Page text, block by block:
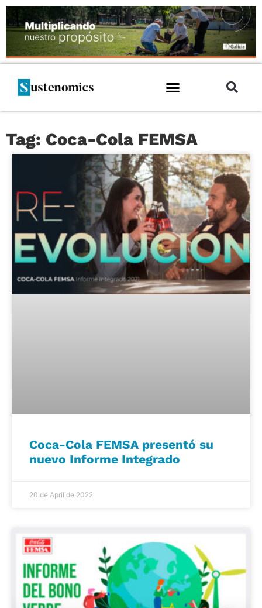
Tag: Coca-Cola FEMSA
Coca-Cola FEMSA presentó su
nuevo Informe Integrado
20 de April de 2022